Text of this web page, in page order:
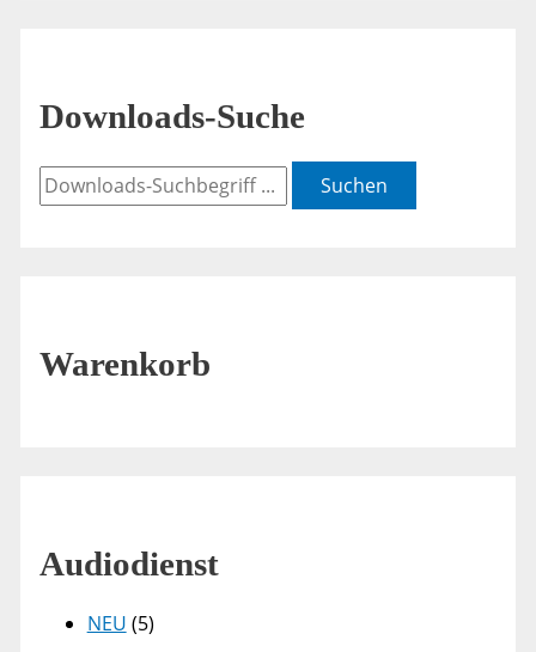
Downloads-Suche
Suchen
Warenkorb
Audiodienst
NEU (5)